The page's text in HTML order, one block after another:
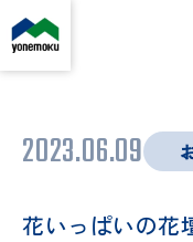
2023.06.09
花いっぱいの花